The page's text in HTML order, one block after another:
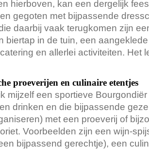
hierboven, kan een dergelijk
gegoten met bijpassende
daarbij vaak terugkomen zijn
biertap in de tuin, een
en allerlei activiteiten. Het
proeverijen en culinaire etentjes
mijzelf een sportieve
drinken en die bijpassende
met een proeverij of
Voorbeelden zijn een wijn-
bijpassend gerechtje), een